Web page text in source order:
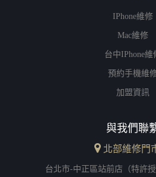
IPhone維修
Mac維修
台中iPhone維
預約手機維
加盟資訊
與我們聯
北部維修門
台北市-中正區站前店（特許授